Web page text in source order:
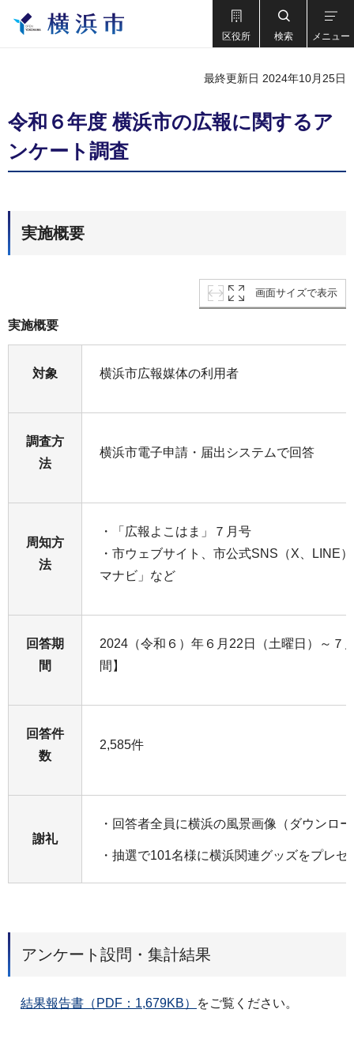
区役所 検索 メニュー
最終更新日 2024年10月25日
令和６年度 横浜市の広報に関するア
ンケート調査
実施概要
画面サイズで表示
実施概要
対象 横浜市広報媒体の利用者
調査方
法
横浜市電子申請・届出システムで回答
周知方
法
・「広報よこはま」７月号
・市ウェブサイト、市公式SNS（X、LINE
マナビ」など
回答期
間
2024（令和６）年６月22日（土曜日）～７
間】
回答件
数
2,585件
謝礼
・回答者全員に横浜の風景画像（ダウンロ
・抽選で101名様に横浜関連グッズをプレゼ
アンケート設問・集計結果
結果報告書（PDF：1,679KB） をご覧ください。